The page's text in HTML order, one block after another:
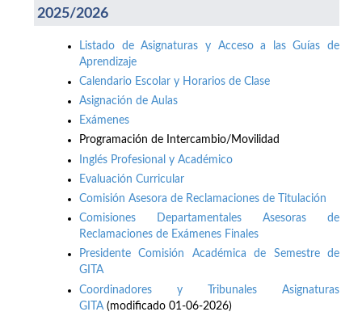
2025/2026
Listado de Asignaturas y Acceso a las Guías de
Aprendizaje
Calendario Escolar y Horarios de Clase
Asignación de Aulas
Exámenes
Programación de Intercambio/Movilidad
Inglés Profesional y Académico
Evaluación Curricular
Comisión Asesora de Reclamaciones de Titulación
Comisiones Departamentales Asesoras de
Reclamaciones de Exámenes Finales
Presidente Comisión Académica de Semestre de
GITA
Coordinadores y Tribunales Asignaturas
GITA (modificado 01-06-2026)